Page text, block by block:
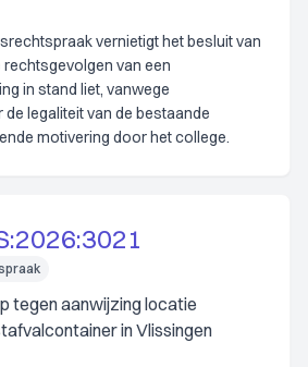
vernietigt het besluit van
van een
in stand liet, vanwege
legaliteit van de bestaande
motivering door het college.
tegen aanwijzing locatie
in Vlissingen